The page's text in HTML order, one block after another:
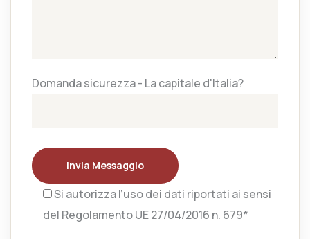
Domanda sicurezza - La capitale d'Italia?
Invia Messaggio
Si autorizza l’uso dei dati riportati ai sensi
del Regolamento UE 27/04/2016 n. 679*